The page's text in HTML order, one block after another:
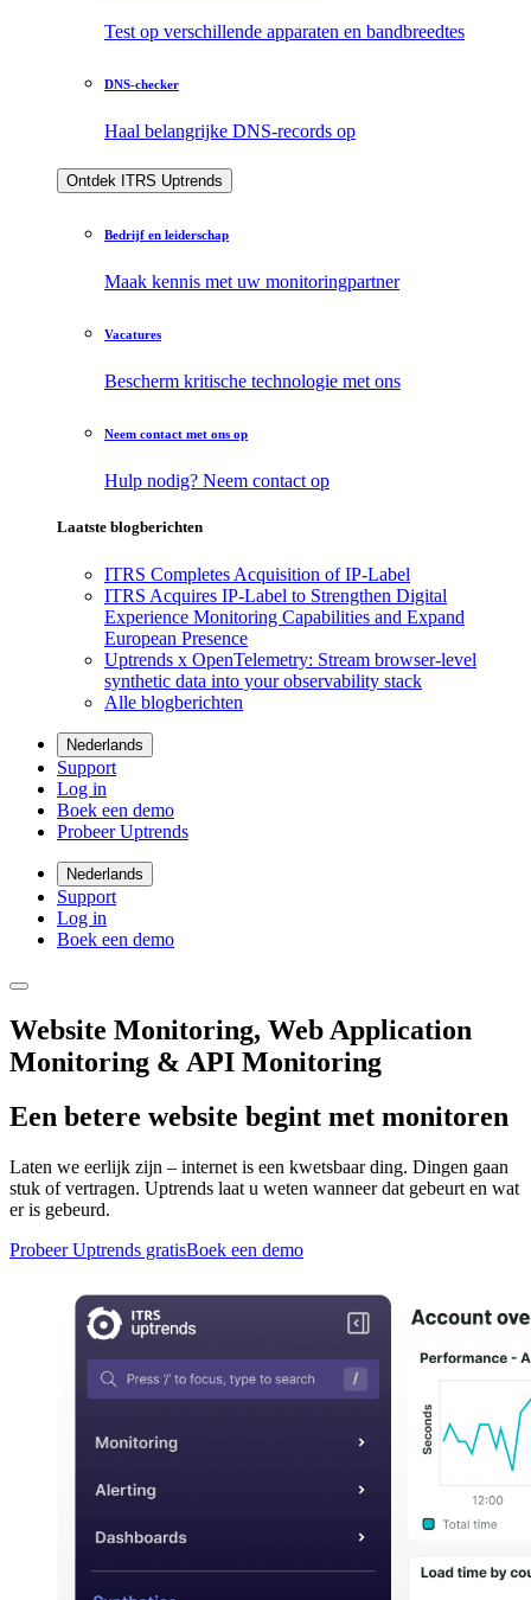
Test op verschillende apparaten en bandbreedtes
DNS-checker
Haal belangrijke DNS-records op
Ontdek ITRS Uptrends
Bedrijf en leiderschap
Maak kennis met uw monitoringpartner
Vacatures
Bescherm kritische technologie met ons
Neem contact met ons op
Hulp nodig? Neem contact op
Laatste blogberichten
ITRS Completes Acquisition of IP-Label
ITRS Acquires IP-Label to Strengthen Digital
Experience Monitoring Capabilities and Expand
European Presence
Uptrends x OpenTelemetry: Stream browser-level
synthetic data into your observability stack
Alle blogberichten
Nederlands
Support
Log in
Boek een demo
Probeer Uptrends
Nederlands
Support
Log in
Boek een demo
Website Monitoring, Web Application
Monitoring & API Monitoring
Een betere website begint met monitoren
Laten we eerlijk zijn – internet is een kwetsbaar ding. Dingen gaan
stuk of vertragen. Uptrends laat u weten wanneer dat gebeurt en wat
er is gebeurd.
Probeer Uptrends gratisBoek een demo